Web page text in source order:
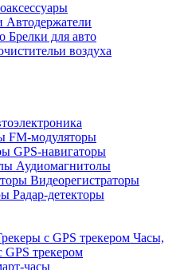
Автодержатели
Брелки для авто
воздуха
FM-модуляторы
GPS-навигаторы
Аудиомагнитолы
Видеорегистраторы
Радар-детекторы
Часы,
трекером
часы